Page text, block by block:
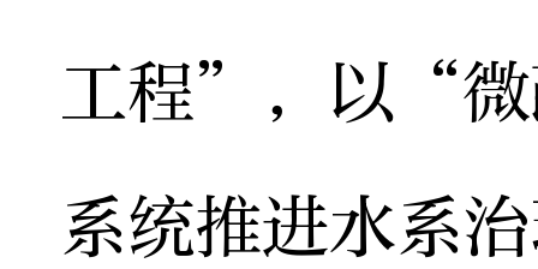
工程”，以“微
系统推进水系